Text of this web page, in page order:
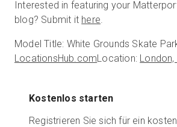
Interested in featuring your
blog? Submit it here.
Model Title: White Grounds Skate
LocationsHub.comLocation:
Kostenlos starten
Registrieren Sie sich für ein